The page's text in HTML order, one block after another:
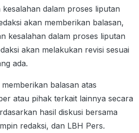
dalam proses liputan
akan memberikan balasan,
kesalahan dalam proses liputan
akan melakukan revisi sesuai
ada.
balasan atas
atau pihak terkait lainnya secara
hasil diskusi bersama
redaksi, dan LBH Pers.